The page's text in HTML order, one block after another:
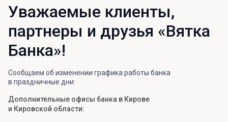
Уважаемые клиенты,
партнеры и друзья «Вятка
Банка»!
Сообщаем об изменении графика работы банка
в праздничные дни:
Дополнительные офисы банка в Кирове
и Кировской области: